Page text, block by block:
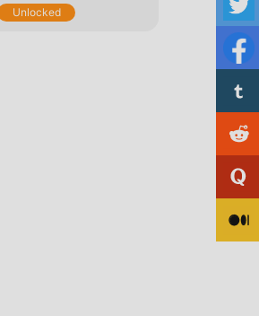
Unlocked